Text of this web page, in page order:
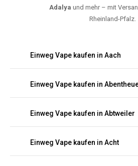
Adalya und mehr – mit
Rheinland-Pfalz.
Einweg Vape kaufen in Aach
Einweg Vape kaufen in
Einweg Vape kaufen in Abtweiler
Einweg Vape kaufen in Acht